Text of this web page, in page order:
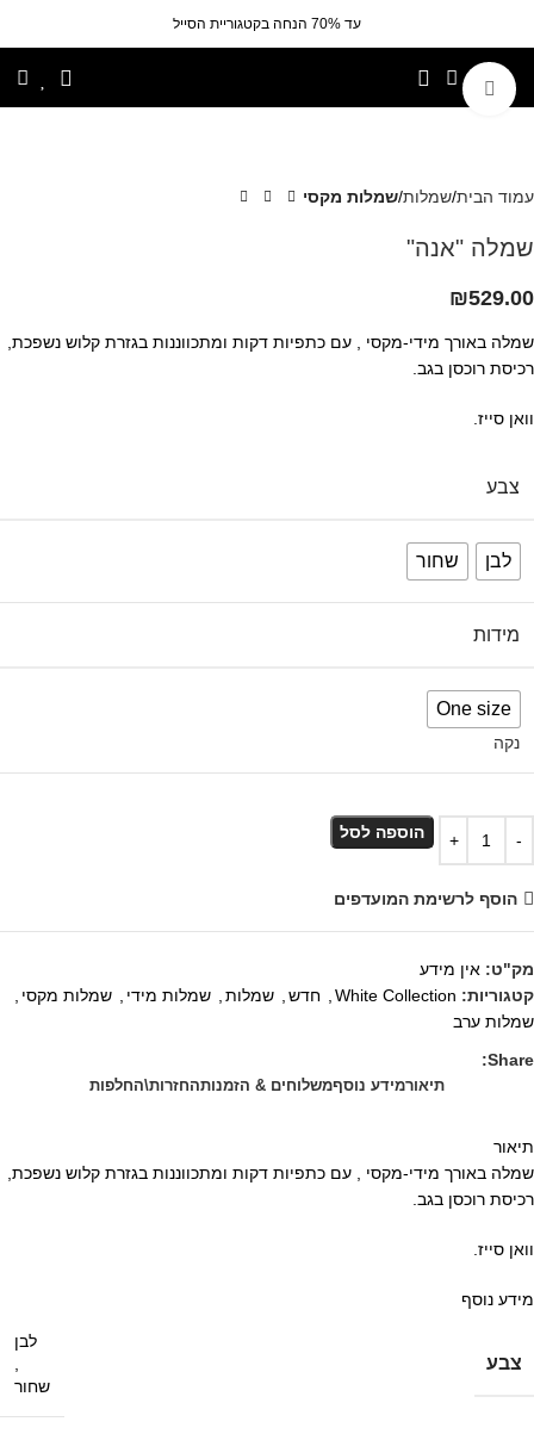
עד 70% הנחה בקטגוריית הסייל
לחצי להגדלה
עמוד הבית שמלות שמלות מקסי
שמלה "אנה"
₪529.00
שמלה באורך מידי-מקסי , עם כתפיות דקות ומתכווננות בגזרת קלוש נשפכת,
רכיסת רוכסן בגב.
וואן סייז.
צבע
לבן שחור
מידות
One size
נקה
הוספה לסל
הוסף לרשימת המועדפים
מק"ט: אין מידע
קטגוריות: White Collection חדש שמלות שמלות מידי שמלות מקסי
שמלות ערב
Share:
תיאורמידע נוסףמשלוחים & הזמנותהחזרות\החלפות
תיאור
שמלה באורך מידי-מקסי , עם כתפיות דקות ומתכווננות בגזרת קלוש נשפכת,
רכיסת רוכסן בגב.
וואן סייז.
מידע נוסף
צבע
לבן
שחור